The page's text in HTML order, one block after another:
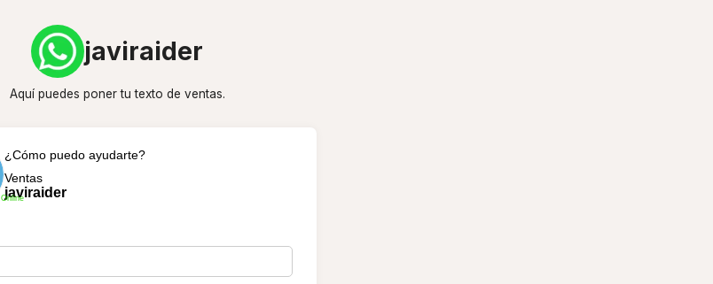
javiraider
Aquí puedes poner tu texto de ventas.
Online
¿Cómo puedo ayudarte?
Ventas
javiraider